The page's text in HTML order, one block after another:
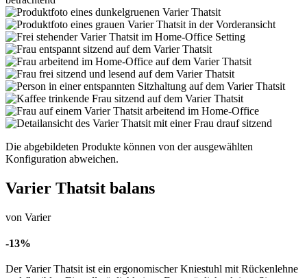
Die abgebildeten Produkte können von der ausgewählten
Konfiguration abweichen.
Varier Thatsit balans
von Varier
-13%
Der Varier Thatsit ist ein ergonomischer Kniestuhl mit Rückenlehne